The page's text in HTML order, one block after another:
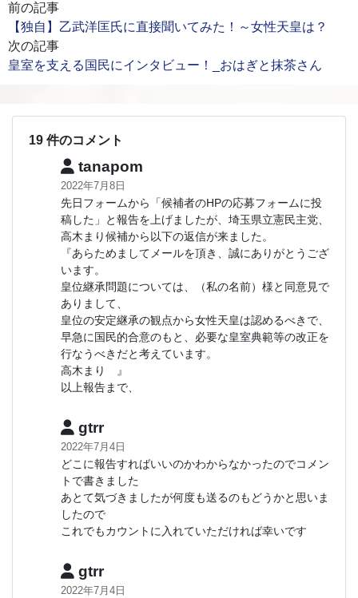
前の記事
【独自】乙武洋匡氏に直接聞いてみた！～女性天皇は？
次の記事
皇室を支える国民にインタビュー！_おはぎと抹茶さん
19 件のコメント
tanapom
2022年7月8日
先日フォームから「候補者のHPの応募フォームに投
稿した」と報告を上げましたが、埼玉県立憲民主党、
高木まり候補から以下の返信が来ました。
『あらためましてメールを頂き、誠にありがとうござ
います。
皇位継承問題については、（私の名前）様と同意見で
ありまして、
皇位の安定継承の観点から女性天皇は認めるべきで、
早急に国民的合意のもと、必要な皇室典範等の改正を
行なうべきだと考えています。
高木まり 』
以上報告まで、
gtrr
2022年7月4日
どこに報告すればいいのかわからなかったのでコメン
トで書きました
あとて気づきましたが何度も送るのもどうかと思いま
したので
これでもカウントに入れていただければ幸いです
gtrr
2022年7月4日